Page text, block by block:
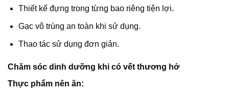
Thiết kế đựng trong từng bao riêng tiện lợi.
Gạc vô trùng an toàn khi sử dụng.
Thao tác sử dụng đơn giản.
Chăm sóc dinh dưỡng khi có vết thương hở
Thực phẩm nên ăn: